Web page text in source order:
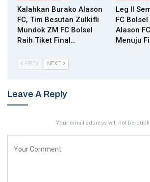
Kalahkan Burako Alason
FC, Tim Besutan Zulkifli
Mundok ZM FC Bolsel
Raih Tiket Final…
Leg II
FC
Alason
Menuju
PREV NEXT
Leave A Reply
Your email address will not be